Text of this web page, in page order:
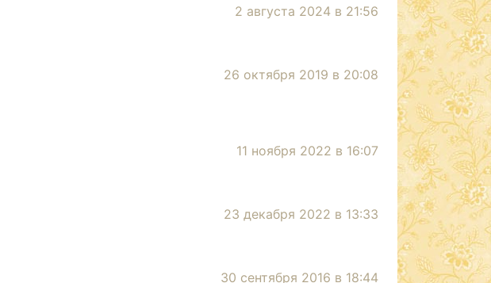
2 августа 2024 в 21:56
26 октября 2019 в 20:08
11 ноября 2022 в 16:07
23 декабря 2022 в 13:33
30 сентября 2016 в 18:44